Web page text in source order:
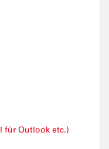
für Outlook etc.)